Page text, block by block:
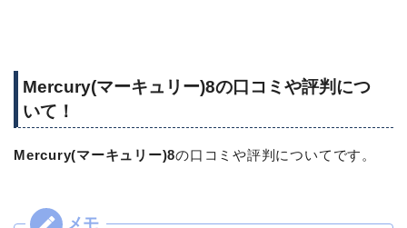
Mercury(マーキュリー)8の口コミや評判につ
いて！
Mercury(マーキュリー)8の口コミや評判についてです。